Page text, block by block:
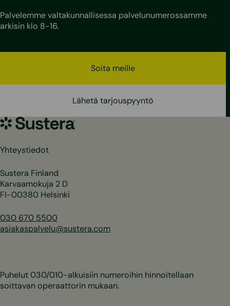
Palvelemme valtakunnallisessa palvelunumerossamme
arkisin klo 8-16.
Soita meille
Lähetä tarjouspyyntö
Sustera
Yhteystiedot
Sustera Finland
Karvaamokuja 2 D
FI-00380 Helsinki
030 670 5500
asiakaspalvelu@sustera.com
Puhelut 030/010-alkuisiin numeroihin hinnoitellaan
soittavan operaattorin mukaan.